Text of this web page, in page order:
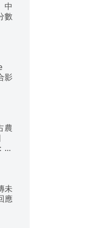
中
數
影
農
概
未
應